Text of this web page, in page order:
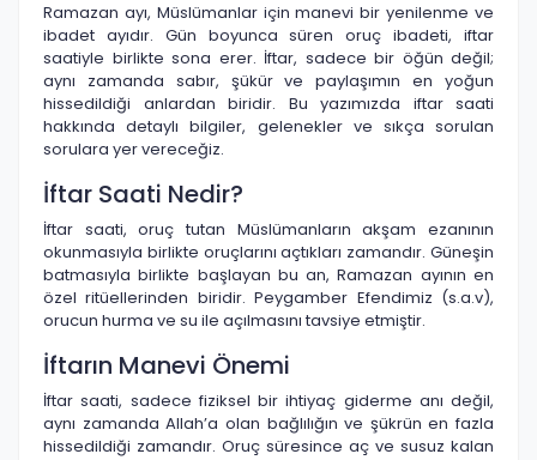
Ramazan ayı, Müslümanlar için manevi bir yenilenme ve
ibadet ayıdır. Gün boyunca süren oruç ibadeti, iftar
saatiyle birlikte sona erer. İftar, sadece bir öğün değil;
aynı zamanda sabır, şükür ve paylaşımın en yoğun
hissedildiği anlardan biridir. Bu yazımızda iftar saati
hakkında detaylı bilgiler, gelenekler ve sıkça sorulan
sorulara yer vereceğiz.
İftar Saati Nedir?
İftar saati, oruç tutan Müslümanların akşam ezanının
okunmasıyla birlikte oruçlarını açtıkları zamandır. Güneşin
batmasıyla birlikte başlayan bu an, Ramazan ayının en
özel ritüellerinden biridir. Peygamber Efendimiz (s.a.v),
orucun hurma ve su ile açılmasını tavsiye etmiştir.
İftarın Manevi Önemi
İftar saati, sadece fiziksel bir ihtiyaç giderme anı değil,
aynı zamanda Allah’a olan bağlılığın ve şükrün en fazla
hissedildiği zamandır. Oruç süresince aç ve susuz kalan